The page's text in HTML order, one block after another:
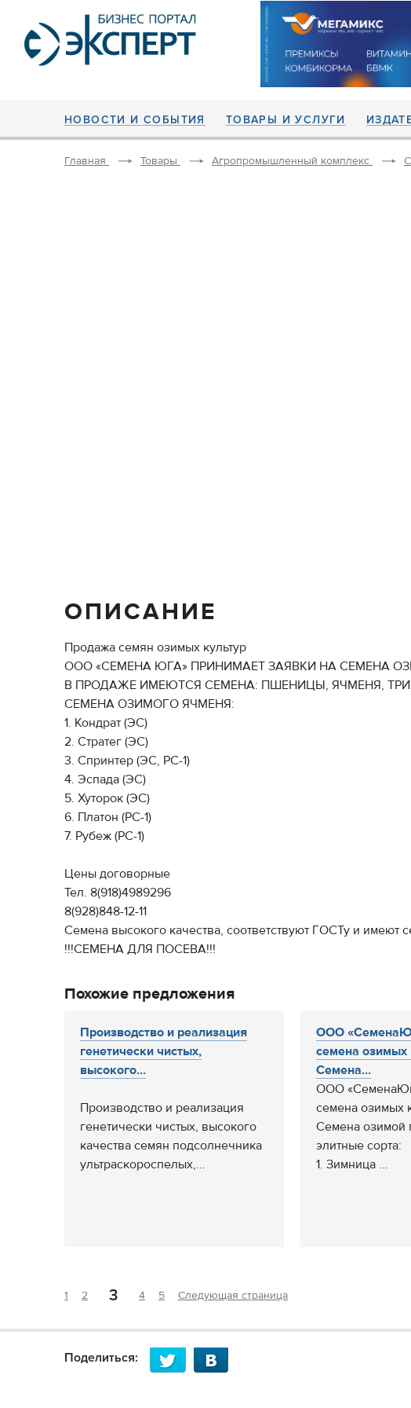
НОВОСТИ И СОБЫТИЯ ТОВАРЫ И УСЛУГИ
Главная Товары Агропромышленный комплекс
ОПИСАНИЕ
Продажа семян озимых культур
ООО «СЕМЕНА ЮГА» ПРИНИМАЕТ ЗАЯВКИ НА СЕМЕНА
В ПРОДАЖЕ ИМЕЮТСЯ СЕМЕНА: ПШЕНИЦЫ, ЯЧМЕНЯ,
СЕМЕНА ОЗИМОГО ЯЧМЕНЯ:
1. Кондрат (ЭС)
2. Стратег (ЭС)
3. Спринтер (ЭС, РС-1)
4. Эспада (ЭС)
5. Хуторок (ЭС)
6. Платон (РС-1)
7. Рубеж (РС-1)
Цены договорные
Тел. 8(918)4989296
8(928)848-12-11
Семена высокого качества, соответствуют ГОСТу и имеют
!!!СЕМЕНА ДЛЯ ПОСЕВА!!!
Похожие предложения
Производство и реализация
генетически чистых,
высокого...
Производство и реализация
генетически чистых, высокого
качества семян подсолнечника
ультраскороспелых,...
ООО
семена озимых
Семена...
ООО
семена озимых
Семена
элитные сорта:
1. Зимница ...
1 2 3 4 5 Следующая страница
Поделиться: